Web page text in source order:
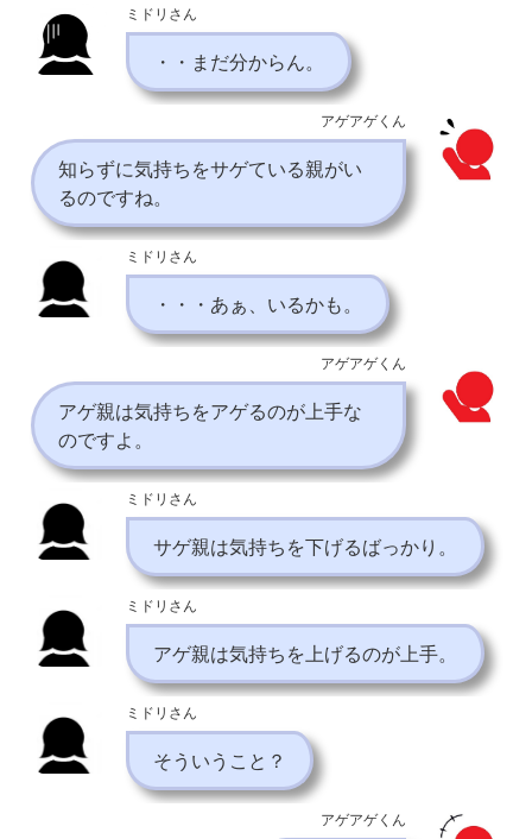
ミドリさん
・・まだ分からん。
アゲアゲくん
知らずに気持ちをサゲている親がい
るのですね。
ミドリさん
・・・あぁ、いるかも。
アゲアゲくん
アゲ親は気持ちをアゲるのが上手な
のですよ。
ミドリさん
サゲ親は気持ちを下げるばっかり。
ミドリさん
アゲ親は気持ちを上げるのが上手。
ミドリさん
そういうこと？
アゲアゲくん